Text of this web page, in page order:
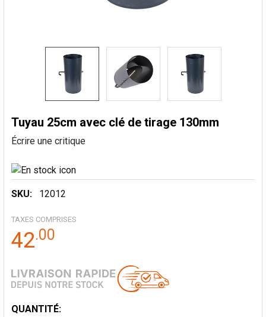
Tuyau 25cm avec clé de tirage 130mm
Écrire une critique
SKU: 12012
TAXES COMPRISES
42.00
STOCK
QUANTITÉ: